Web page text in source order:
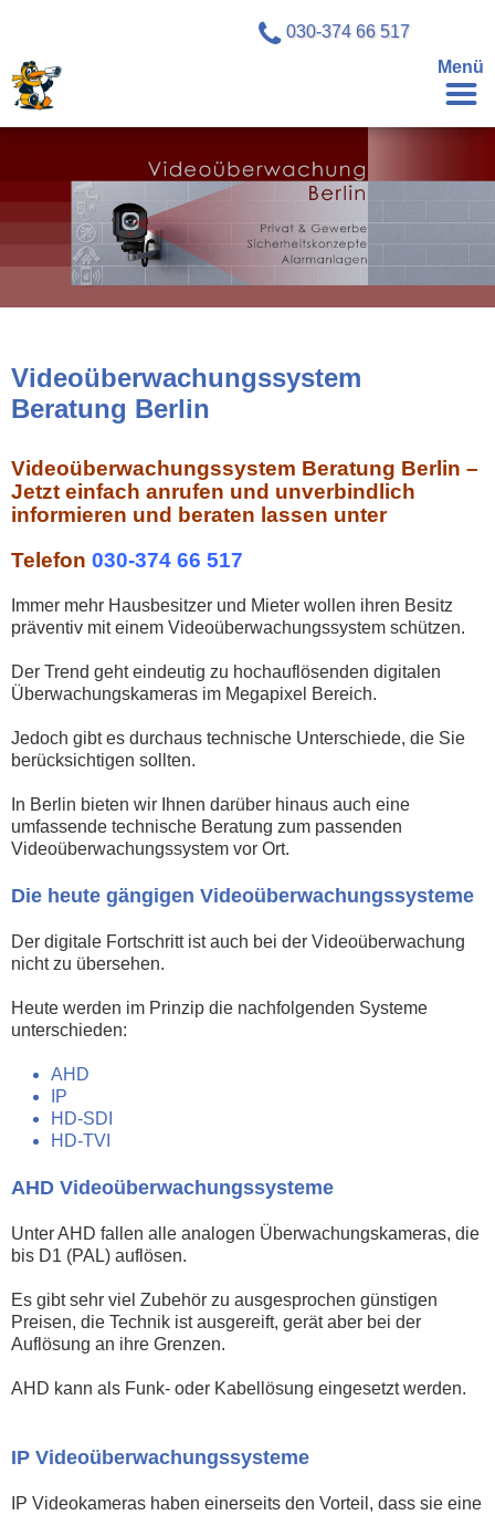
Menü
030-374 66 517
Videoüberwachungssystem
Beratung Berlin
Videoüberwachungssystem Beratung Berlin –
Jetzt einfach anrufen und unverbindlich
informieren und beraten lassen unter
Telefon 030-374 66 517
Immer mehr Hausbesitzer und Mieter wollen ihren Besitz
präventiv mit einem Videoüberwachungssystem schützen.
Der Trend geht eindeutig zu hochauflösenden digitalen
Überwachungskameras im Megapixel Bereich.
Jedoch gibt es durchaus technische Unterschiede, die Sie
berücksichtigen sollten.
In Berlin bieten wir Ihnen darüber hinaus auch eine
umfassende technische Beratung zum passenden
Videoüberwachungssystem vor Ort.
Die heute gängigen Videoüberwachungssysteme
Der digitale Fortschritt ist auch bei der Videoüberwachung
nicht zu übersehen.
Heute werden im Prinzip die nachfolgenden Systeme
unterschieden:
AHD
IP
HD-SDI
HD-TVI
AHD Videoüberwachungssysteme
Unter AHD fallen alle analogen Überwachungskameras, die
bis D1 (PAL) auflösen.
Es gibt sehr viel Zubehör zu ausgesprochen günstigen
Preisen, die Technik ist ausgereift, gerät aber bei der
Auflösung an ihre Grenzen.
AHD kann als Funk- oder Kabellösung eingesetzt werden.
IP Videoüberwachungssysteme
IP Videokameras haben einerseits den Vorteil, dass sie eine